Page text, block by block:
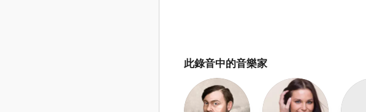
此錄音中的音樂家